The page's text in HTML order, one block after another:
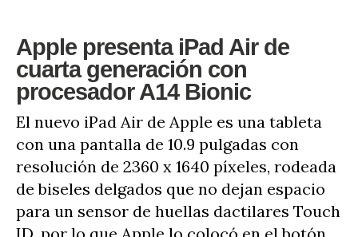
Apple presenta iPad Air de
cuarta generación con
procesador A14 Bionic
El nuevo iPad Air de Apple es una tableta
con una pantalla de 10.9 pulgadas con
resolución de 2360 x 1640 píxeles, rodeada
de biseles delgados que no dejan espacio
para un sensor de huellas dactilares Touch